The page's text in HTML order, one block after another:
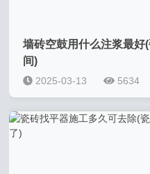
墙砖空鼓用什么注浆最
间)
2025-03-13 5634